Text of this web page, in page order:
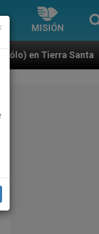
MISIÓN
Sacerdotes